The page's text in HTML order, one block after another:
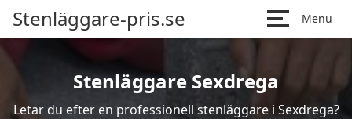
Stenläggare-pris.se Menu
Stenläggare Sexdrega
Letar du efter en professionell stenläggare i Sexdrega?